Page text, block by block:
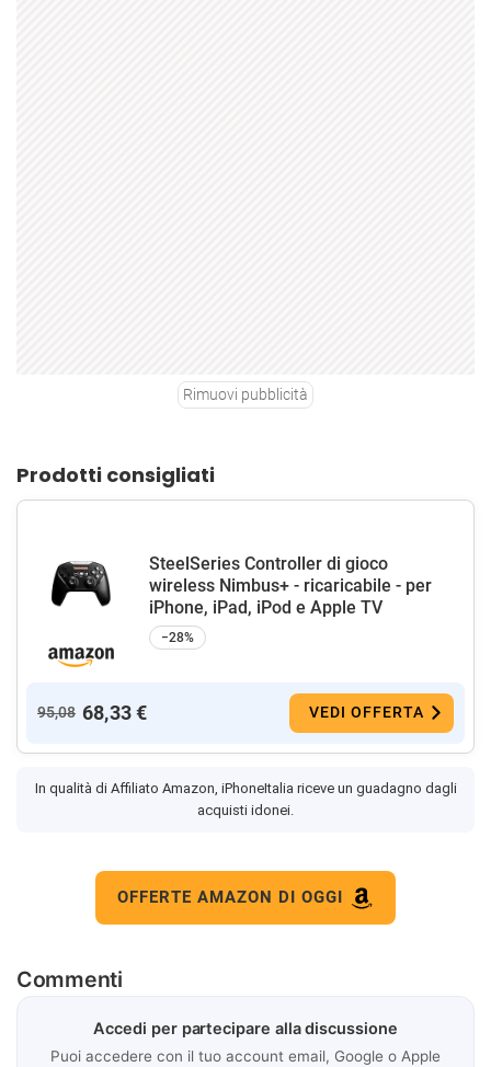
Rimuovi pubblicità
Prodotti consigliati
SteelSeries Controller di gioco
wireless Nimbus+ - ricaricabile - per
iPhone, iPad, iPod e Apple TV
−28%
95,08 68,33 € VEDI OFFERTA
In qualità di Affiliato Amazon, iPhoneItalia riceve un guadagno dagli
acquisti idonei.
OFFERTE AMAZON DI OGGI
Commenti
Accedi per partecipare alla discussione
Puoi accedere con il tuo account email, Google o Apple